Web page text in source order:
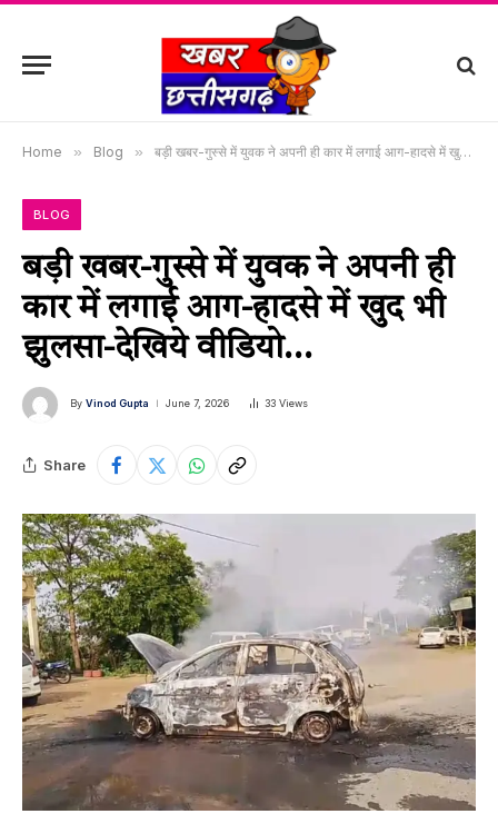
Home » Blog » बड़ी खबर-गुस्से में युवक ने अपनी ही कार में लगाई आग-हादसे में खुद भी झुलसा-देखिये वीडियो…
BLOG
बड़ी खबर-गुस्से में युवक ने अपनी ही
कार में लगाई आग-हादसे में खुद भी
झुलसा-देखिये वीडियो…
By Vinod Gupta June 7, 2026 33 Views
Share